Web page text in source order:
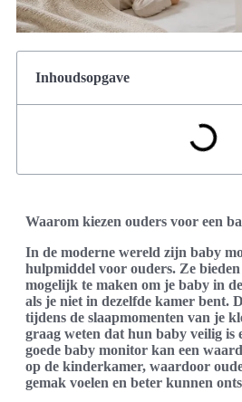
Inhoudsopgave
Waarom kiezen ouders voor een
In de moderne wereld zijn baby
hulpmiddel voor ouders. Ze
mogelijk te maken om je baby in
als je niet in dezelfde kamer bent.
tijdens de slaapmomenten van je
graag weten dat hun baby veilig is
goede baby monitor kan een
op de kinderkamer, waardoor
gemak voelen en beter kunnen